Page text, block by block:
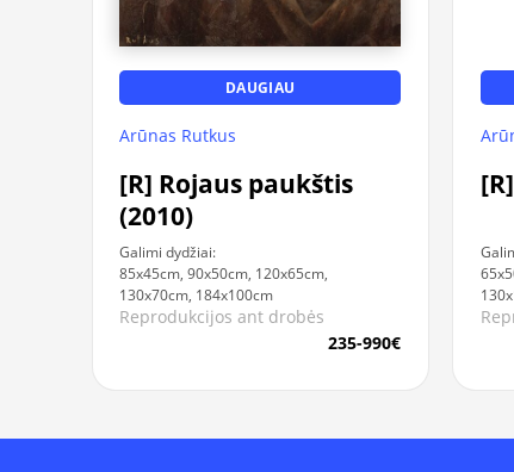
DAUGIAU
Arūnas Rutkus
[R] Rojaus paukštis
(2010)
Galimi dydžiai:
85x45cm, 90x50cm, 120x65cm,
130x70cm, 184x100cm
Reprodukcijos ant drobės
235-990€